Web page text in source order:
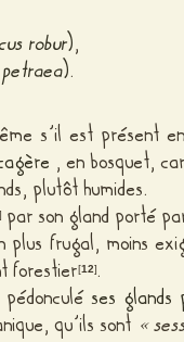
robur),
).
s’il est présent
, en bosquet,
plutôt humides.
] par son gland porté
plus frugal, moins
forestier[12].
pédonculéses glands
qu’ils sont «